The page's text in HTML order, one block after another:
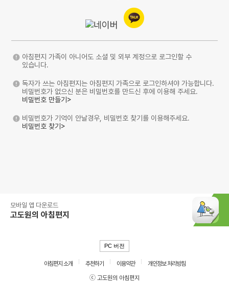
아침편지 가족이 아니어도 소셜 및 외부 계정으로 로그인할 수
있습니다.
독자가 쓰는 아침편지는 아침편지 가족으로 로그인하셔야 가능합니다.
비밀번호가 없으신 분은 비밀번호를 만드신 후에 이용해 주세요.
비밀번호 만들기>
비밀번호가 기억이 안날경우, 비밀번호 찾기를 이용해주세요.
비밀번호 찾기>
모바일 앱 다운로드
고도원의 아침편지
PC 버전
아침편지 소개 추천하기 이용약관
개인정보 처리방침
ⓒ 고도원의 아침편지